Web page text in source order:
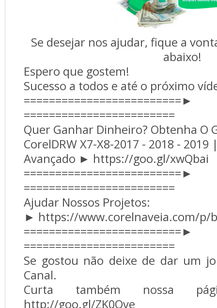
Se desejar nos ajudar, fique a
abaixo!
Espero que gostem!
Sucesso a todos e até o próximo
=========================►
========================
Quer Ganhar Dinheiro? Obtenha O
CorelDRW X7-X8-2017 - 2018 -
Avançado ► https://goo.gl/xwQbai
=========================►
========================
Ajudar Nossos Projetos:
► https://www.corelnaveia.com/p/
=========================►
========================
Se gostou não deixe de dar um
Canal.
Curta também nossa
http://goo.gl/ZK0Ove